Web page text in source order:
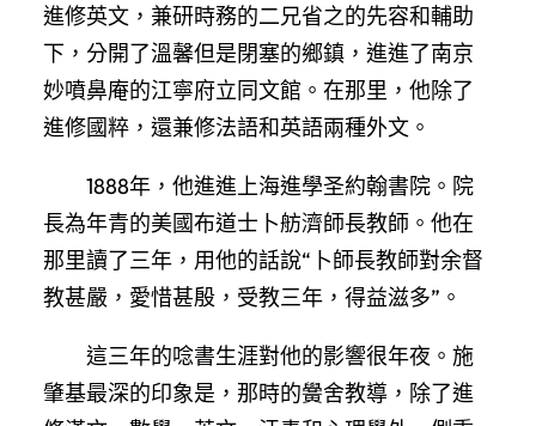
進修英文，兼研時務的二兄省之的先容和輔助
下，分開了溫馨但是閉塞的鄉鎮，進進了南京
妙噴鼻庵的江寧府立同文館。在那里，他除了
進修國粹，還兼修法語和英語兩種外文。
1888年，他進進上海進學圣約翰書院。院
長為年青的美國布道士卜舫濟師長教師。他在
那里讀了三年，用他的話說“卜師長教師對余督
教甚嚴，愛惜甚殷，受教三年，得益滋多”。
這三年的唸書生涯對他的影響很年夜。施
肇基最深的印象是，那時的黌舍教導，除了進